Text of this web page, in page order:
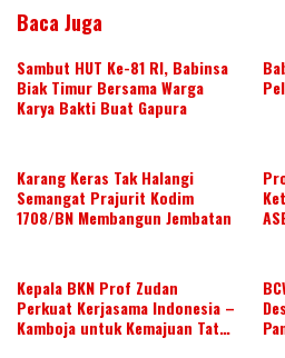
Baca Juga
Sambut HUT Ke-81 RI, Babinsa
Biak Timur Bersama Warga
Karya Bakti Buat Gapura
Karang Keras Tak Halangi
Semangat Prajurit Kodim
1708/BN Membangun Jembatan
Kepala BKN Prof Zudan
Perkuat Kerjasama Indonesia –
Kamboja untuk Kemajuan Tata